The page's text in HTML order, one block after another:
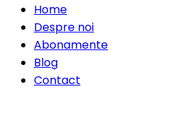
Home
Despre noi
Abonamente
Blog
Contact